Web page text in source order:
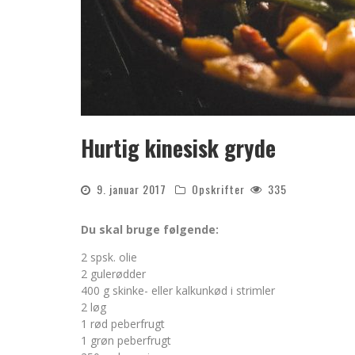
Hurtig kinesisk gryde
9. januar 2017 Opskrifter 335
Du skal bruge følgende:
2 spsk. olie
2 gulerødder
400 g skinke- eller kalkunkød i strimler
2 løg
1 rød peberfrugt
1 grøn peberfrugt